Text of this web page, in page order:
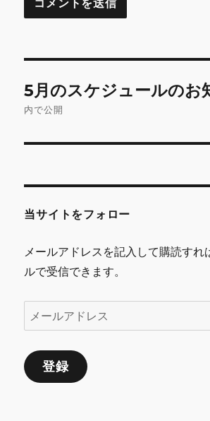
稿
ゲ
ー
シ
ョ
ン
5月のスケジュールのお
内で公開
当サイトをフォロー
メールアドレスを記入して購読すれ
ルで受信できます。
ー
ル
ア
登録